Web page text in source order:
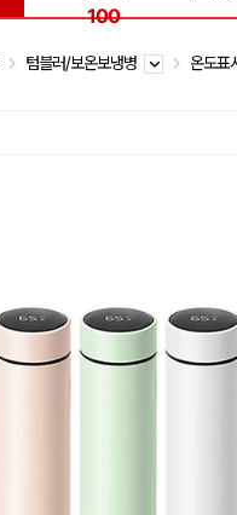
100
텀블러/보온보냉병 온도